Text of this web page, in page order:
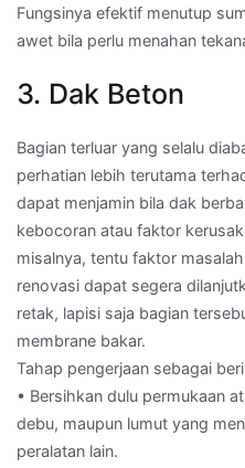
Fungsinya efektif menutup
awet bila perlu menahan
3. Dak Beton
Bagian terluar yang selalu
perhatian lebih terutama
dapat menjamin bila dak
kebocoran atau faktor
misalnya, tentu faktor
renovasi dapat segera
retak, lapisi saja bagian
membrane bakar.
Tahap pengerjaan sebagai
• Bersihkan dulu permukaan
debu, maupun lumut yang
peralatan lain.